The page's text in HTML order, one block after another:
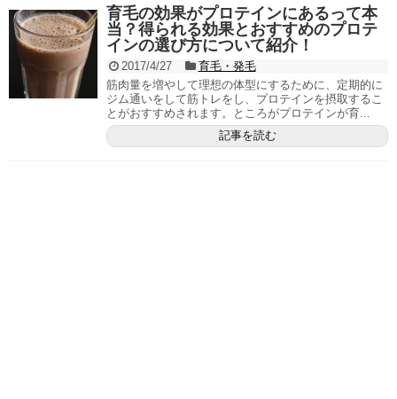
育毛の効果がプロテインにあるって本
当？得られる効果とおすすめのプロテ
インの選び方について紹介！
2017/4/27
育毛・発毛
筋肉量を増やして理想の体型にするために、定期的に
ジム通いをして筋トレをし、プロテインを摂取するこ
とがおすすめされます。ところがプロテインが育...
記事を読む